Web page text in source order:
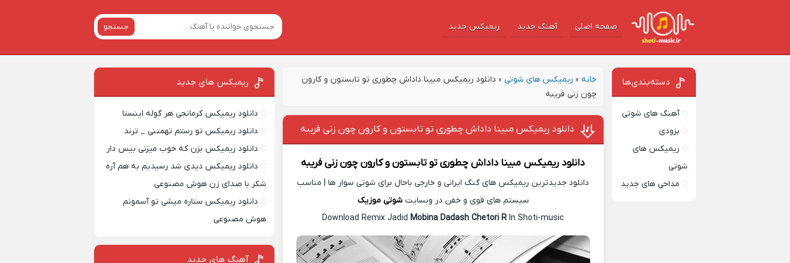
صفحه اصلی آهنگ‌ جدید ریمیکس جدید جستجو
خانه » ریمیکس های شوتی » دانلود ریمیکس مبینا داداش چطوری تو تابستون و کارون
چون زنی فریبه
دانلود ریمیکس مبینا داداش چطوری تو تابستون و کارون چون زنی فریبه
دانلود ریمیکس مبینا داداش چطوری تو تابستون و کارون چون زنی فریبه
دانلود جدیدترین ریمیکس های گنگ ایرانی و خارجی باحال برای شوتی سوار ها | مناسب
سیستم های قوی و خفن در وبسایتشوتی موزیک
Download Remix JadidMobina Dadash Chetori R In Shoti-music
دسته‌بندی‌ها
آهنگ های شوتی
بزودی
ریمیکس های
شوتی
مداحی های جدید
ریمیکس‌ های جدید
دانلود ریمیکس کرمانجی هر گوله اینستا
دانلود ریمیکس تو رستم تهمتنی _ ترند
دانلود ریمیکس بزن که خوب میزنی بیس دار
دانلود ریمیکس دیدی شد رسیدیم به هم آره
شکر با صدای زن هوش مصنوعی
دانلود ریمیکس ستاره میشی تو آسمونم
هوش مصنوعی
آهنگ های جدید